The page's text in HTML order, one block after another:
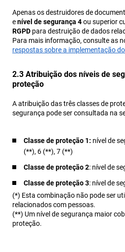
Apenas os destruidores de
enível de segurança 4ou superior
RGPD para destruição de dados
Para mais informação, consulte as
respostas sobre a implementação do
2.3 Atribuição dos níveis de
proteção
A atribuição das três classes de
segurança pode ser consultada na
Classe de proteção 1: nível de
(**), 6 (**), 7 (**)
Classe de proteção 2: nível de
Classe de proteção 3: nível de
(*) Esta combinação não pode ser
relacionados com pessoas.
(**) Um nível de segurança maior
proteção.